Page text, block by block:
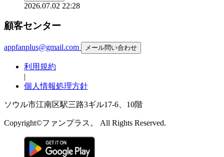
2026.07.02 22:28
顧客センター
appfanplus@gmail.com メール問い合わせ
利用規約
|
個人情報処理方針
ソウル市江南区駅三路3ギル17-6、10階
Copyright©ファンプラス。 All Rights Reserved.